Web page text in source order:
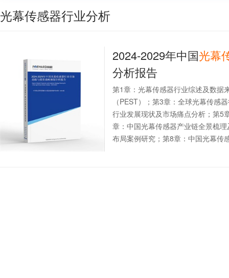
光幕传感器行业分析
2024-2029年中国光幕
分析报告
第1章：光幕传感器行业综述及数据
（PEST）；第3章：全球光幕传感
行业发展现状及市场痛点分析；第5
章：中国光幕传感器产业链全景梳
布局案例研究；第8章：中国光幕传